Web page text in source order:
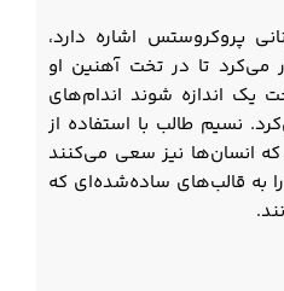
پروکروستس اشاره دارد،
می‌کرد تا در تخت آهنین او
یک اندازه شوند اندام‌های
نسیم طالب با استفاده از
انسان‌ها نیز سعی می‌کنند
به قالب‌های ساده‌شده‌ای که